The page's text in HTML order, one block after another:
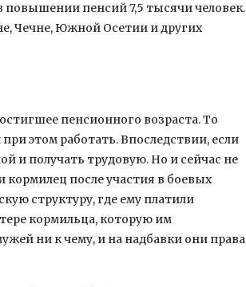
пенсий 7,5 тысячи человек.
Чечне, Южной Осетии и других
пенсионного возраста. То
этом работать. Впоследствии, если
и получать трудовую. Но и сейчас не
кормилец после участия в боевых
структуру, где ему платили
кормильца, которую им
ни к чему, и на надбавки они права